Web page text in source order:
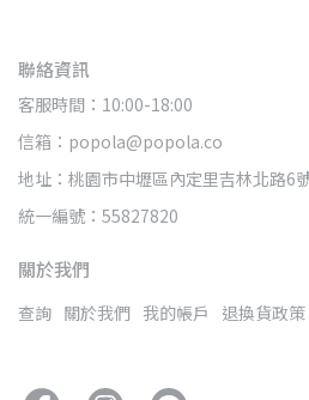
聯絡資訊
客服時間：10:00-18:00
信箱：popola@popola.co
地址：桃園市中壢區內定里吉林北路6
統一編號：55827820
關於我們
查詢 關於我們 我的帳戶 退換貨政策